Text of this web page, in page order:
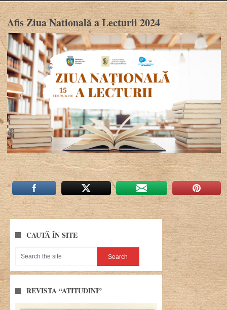
Afis Ziua Natională a Lecturii 2024
CAUTĂ ÎN SITE
REVISTA “ATITUDINI”